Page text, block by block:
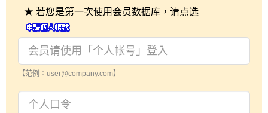
★ 若您是第一次使用会员数据库，请点选
【范例：user@company.com】